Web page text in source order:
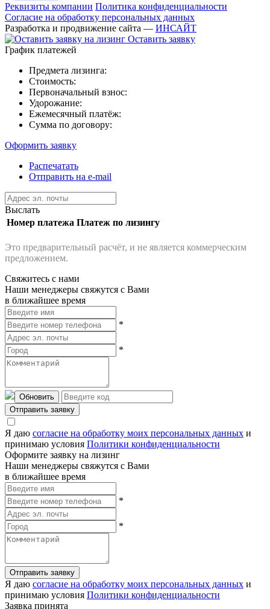
Реквизиты компании Политика конфиденциальности
Согласие на обработку персональных данных
Разработка и продвижение сайта — ИНСАЙТ
Оставить заявку
График платежей
Предмета лизинга:
Стоимость:
Первоначальный взнос:
Удорожание:
Ежемесячный платёж:
Сумма по договору:
Оформить заявку
Распечатать
Отправить на e-mail
Выслать
Номер платежа Платеж по лизингу
Это предварительный расчёт, и не является коммерческим
предложением.
Свяжитесь с нами
Наши менеджеры свяжутся с Вами
в ближайшее время
*
*
Обновить
Отправить заявку
Я даю согласие на обработку моих персональных данных и
принимаю условия Политики конфиденциальности
Оформите заявку на лизинг
Наши менеджеры свяжутся с Вами
в ближайшее время
*
*
Отправить заявку
Я даю согласие на обработку моих персональных данных и
принимаю условия Политики конфиденциальности
Заявка принята